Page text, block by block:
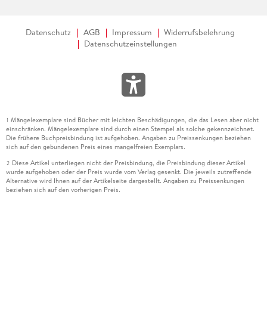
Datenschutz AGB Impressum
Widerrufsbelehrung
Datenschutzeinstellungen
1 Mängelexemplare sind Bücher mit leichten Beschädigungen, die das Lesen aber nicht
einschränken. Mängelexemplare sind durch einen Stempel als solche gekennzeichnet.
Die frühere Buchpreisbindung ist aufgehoben. Angaben zu Preissenkungen beziehen
sich auf den gebundenen Preis eines mangelfreien Exemplars.
2 Diese Artikel unterliegen nicht der Preisbindung, die Preisbindung dieser Artikel
wurde aufgehoben oder der Preis wurde vom Verlag gesenkt. Die jeweils zutreffende
Alternative wird Ihnen auf der Artikelseite dargestellt. Angaben zu Preissenkungen
beziehen sich auf den vorherigen Preis.